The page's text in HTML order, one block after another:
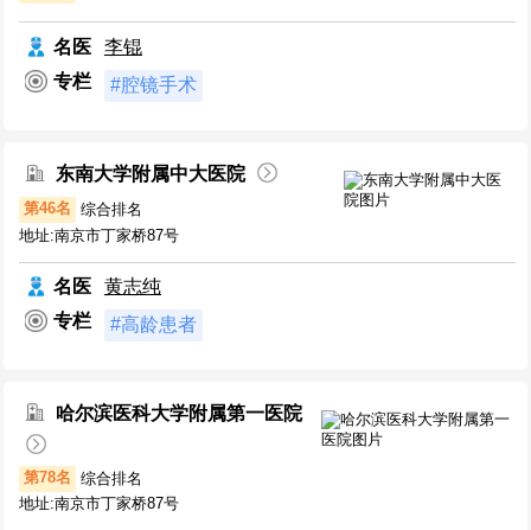
名医
李锟
专栏
#腔镜手术
东南大学附属中大医院
第46名 综合排名
地址:南京市丁家桥87号
名医
黄志纯
专栏
#高龄患者
哈尔滨医科大学附属第一医院
第78名 综合排名
地址:南京市丁家桥87号